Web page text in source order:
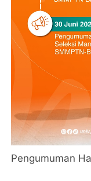
Pengumuman